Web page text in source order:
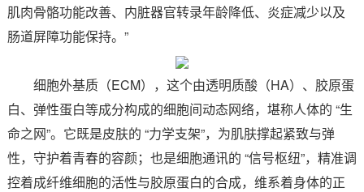
肌肉骨骼功能改善、内脏器官转录年龄降低、炎症减少以及
肠道屏障功能保持。”
细胞外基质（ECM），这个由透明质酸（HA）、胶原蛋
白、弹性蛋白等成分构成的细胞间动态网络，堪称人体的 “生
命之网”。它既是皮肤的 “力学支架”，为肌肤撑起紧致与弹
性，守护着青春的容颜；也是细胞通讯的 “信号枢纽”，精准调
控着成纤维细胞的活性与胶原蛋白的合成，维系着身体的正